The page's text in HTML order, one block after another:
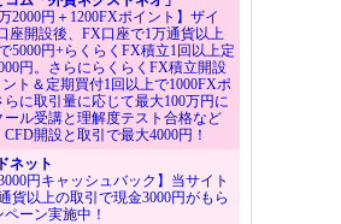
万2000円＋1200FXポイント】ザイ
座開設後、FX口座で1万通貨以上
5000円+らくらくFX積立1回以上定
円。さらにらくらくFX積立開設
ト＆定期買付1回以上で1000FXポ
らに取引量に応じて最大100万円に
ール受講と理解度テスト合格など
CFD開設と取引で最大4000円！
ネット
円キャッシュバック】当サイト
貨以上の取引で現金3000円がもら
ーン実施中！